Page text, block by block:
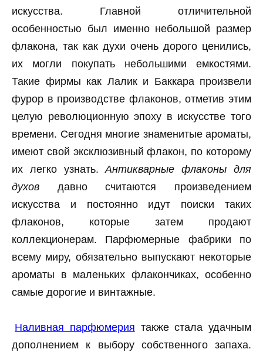
искусства. Главной отличительной
особенностью был именно небольшой размер
флакона, так как духи очень дорого ценились,
их могли покупать небольшими емкостями.
Такие фирмы как Лалик и Баккара произвели
фурор в производстве флаконов, отметив этим
целую революционную эпоху в искусстве того
времени. Сегодня многие знаменитые ароматы,
имеют свой эксклюзивный флакон, по которому
их легко узнать.Антикварные флаконы для
духов давно считаются произведением
искусства и постоянно идут поиски таких
флаконов, которые затем продают
коллекционерам. Парфюмерные фабрики по
всему миру, обязательно выпускают некоторые
ароматы в маленьких флакончиках, особенно
самые дорогие и винтажные.
Наливная парфюмерия также стала удачным
дополнением к выбору собственного запаха.